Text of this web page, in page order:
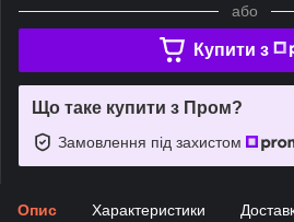
або
Купити з
Що таке купити з Пром?
Замовлення під захистом
Опис Характеристики